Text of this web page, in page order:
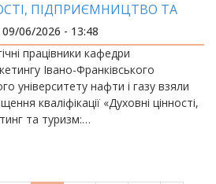
ПІДПРИЄМНИЦТВО ТА
ГРОМАД
06/2026 - 13:48
працівники кафедри
Івано-Франківського
університету нафти і газу взяли
кваліфікації «Духовні цінності,
та туризм:…